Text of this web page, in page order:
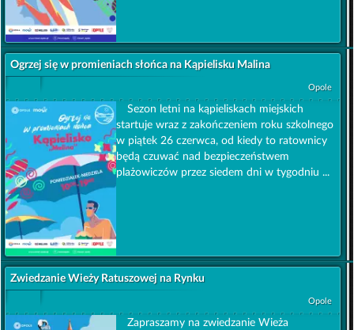
Ogrzej się w promieniach słońca na Kąpielisku Malina
Opole
Sezon letni na kąpieliskach miejskich
startuje wraz z zakończeniem roku szkolnego
w piątek 26 czerwca, od kiedy to ratownicy
będą czuwać nad bezpieczeństwem
plażowiczów przez siedem dni w tygodniu ...
Zwiedzanie Wieży Ratuszowej na Rynku
Opole
Zapraszamy na zwiedzanie Wieża